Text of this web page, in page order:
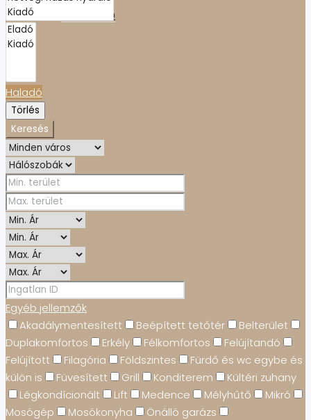
0
Haladó
Törlés
Keresés
Egyéb jellemzők
Akadálymentesített
Beépített tetőtér
Belterület
Duplakomfortos
Erkély Félkomfortos
Felújítandó
Felújított
Filagória Földszintes
Fürdő és wc egybe és
külön is
Füvesített Grill Konditerem
Kültéri zuhany
Légkondícionált
Lift Medence Mélyhűtő
Mikró
Mosógép
Mosókonyha
Önálló garázs